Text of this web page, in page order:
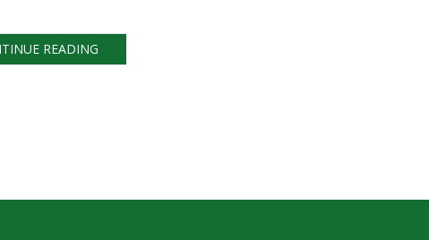
READING